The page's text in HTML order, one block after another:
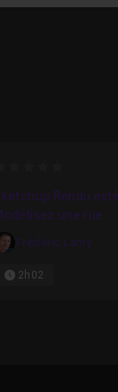
Rendu
une rue
Frédéric Lamy
2h02